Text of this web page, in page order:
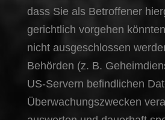
dass Sie als Betroffener
gerichtlich vorgehen
nicht ausgeschlossen
Behörden (z. B.
US-Servern befindlichen
Überwachungszwecken